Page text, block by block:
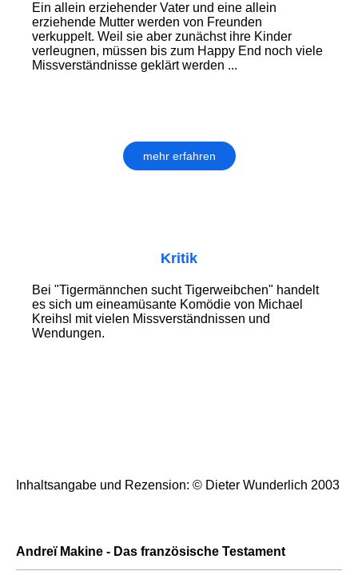
Ein allein erziehender Vater und eine allein
erziehende Mutter werden von Freunden
verkuppelt. Weil sie aber zunächst ihre Kinder
verleugnen, müssen bis zum Happy End noch viele
Missverständnisse geklärt werden ...
mehr erfahren
Kritik
Bei "Tigermännchen sucht Tigerweibchen" handelt
es sich um eineamüsante Komödie von Michael
Kreihsl mit vielen Missverständnissen und
Wendungen.
Inhaltsangabe und Rezension: © Dieter Wunderlich 2003
Andreï Makine - Das französische Testament